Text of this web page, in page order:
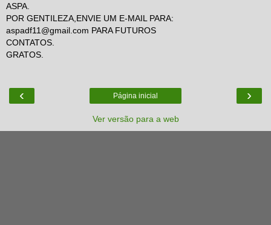
ASPA.
POR GENTILEZA,ENVIE UM E-MAIL PARA:
aspadf11@gmail.com PARA FUTUROS
CONTATOS.
GRATOS.
‹ ›
Página inicial
Ver versão para a web